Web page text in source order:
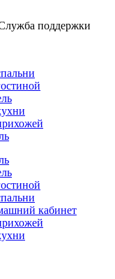
поддержки
кабинет